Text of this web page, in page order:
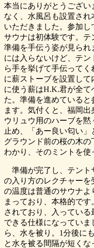
本当にありがとうござ
なく、水風呂も設置さ
いただきました。参加し
サウナは初体験です。テ
準備を手伝う姿が見ら
には入らないけど、テ
ら手を挙げて手伝って
に薪ストーブを設置し
に使う薪はH.K.君が全て
た。準備を進めていると
ます。気付くと、福岡
ウリュウ用のハーブを
止め、「あー良い匂い」
グラウンド前の桜の木
わかり、そのミントを使
準備が完了し、テント
の入り方のレクチャー
の温度は普通のサウナ
まっており、本格的で
されており、入ってい
できる仕様になってい
ら、水を被り。1分後に
と水を被る間隔が短く